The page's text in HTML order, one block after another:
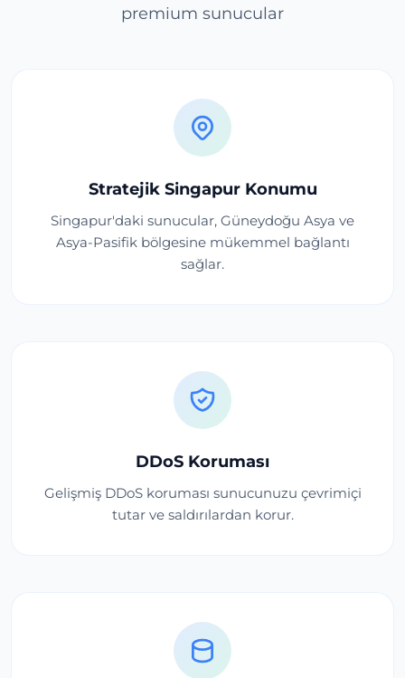
premium sunucular
Stratejik Singapur Konumu
Singapur'daki sunucular, Güneydoğu Asya ve
Asya-Pasifik bölgesine mükemmel bağlantı
sağlar.
DDoS Koruması
Gelişmiş DDoS koruması sunucunuzu çevrimiçi
tutar ve saldırılardan korur.